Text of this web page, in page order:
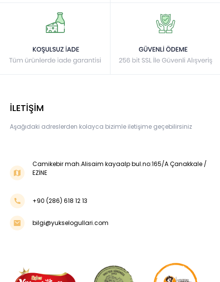
İLETİŞİM
Aşağıdaki adreslerden kolayca bizimle iletişime geçebilirsiniz
Camikebir mah.Alisaim kayaalp bul.no:165/A Çanakkale /
EZİNE
+90 (286) 618 12 13
bilgi@yukselogullari.com